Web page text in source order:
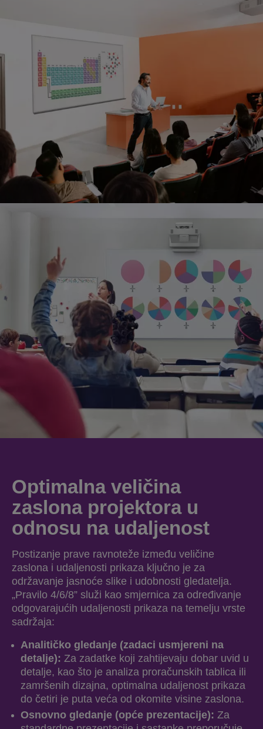
Optimalna veličina
zaslona projektora u
odnosu na udaljenost
Postizanje prave ravnoteže između veličine
zaslona i udaljenosti prikaza ključno je za
održavanje jasnoće slike i udobnosti gledatelja.
„Pravilo 4/6/8” služi kao smjernica za određivanje
odgovarajućih udaljenosti prikaza na temelju vrste
sadržaja:
Analitičko gledanje (zadaci usmjereni na
detalje): Za zadatke koji zahtijevaju dobar uvid u
detalje, kao što je analiza proračunskih tablica ili
zamršenih dizajna, optimalna udaljenost prikaza
do četiri je puta veća od okomite visine zaslona.
Osnovno gledanje (opće prezentacije): Za